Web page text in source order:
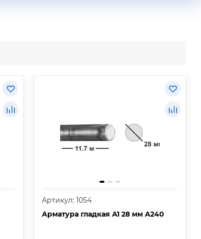
Артикул: 1054
Арматура гладкая А1 28 мм А240